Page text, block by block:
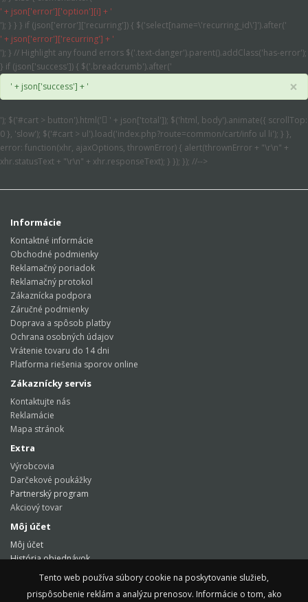
Tento web používa súbory cookie na poskytovanie služieb,
prispôsobenie reklám a analýzu prenosov. Informácie o tom, ako
Tento web používa súbory cookie na poskytovanie služieb,
prispôsobenie reklám a analýzu prenosov. Informácie o tom, ako
' + json['error']['option'][i] + '
'); } } } if (json['error']['recurring']) { $('select[name=\'recurring_id\']').after('
' + json['error']['recurring'] + '
'); } // Highlight any found errors $('.text-danger').parent().addClass('has-error');
} if (json['success']) { $('.breadcrumb').after('
' + json['success'] + '
×
'); $('#cart > button').html('
' + json['total']); $('html, body').animate({ scrollTop:
0 }, 'slow'); $('#cart > ul').load('index.php?route=common/cart/info ul li'); } },
error: function(xhr, ajaxOptions, thrownError) { alert(thrownError + "\r\n" +
xhr.statusText + "\r\n" + xhr.responseText); } }); }); //-->
Informácie
Kontaktné informácie
Obchodné podmienky
Reklamačný poriadok
Reklamačný protokol
Zákaznícka podpora
Záručné podmienky
Doprava a spôsob platby
Ochrana osobných údajov
Vrátenie tovaru do 14 dni
Platforma riešenia sporov online
Zákaznícky servis
Kontaktujte nás
Reklamácie
Mapa stránok
Extra
Výrobcovia
Darčekové poukážky
Partnerský program
Akciový tovar
Môj účet
Môj účet
História objednávok
Obľúbené produkty